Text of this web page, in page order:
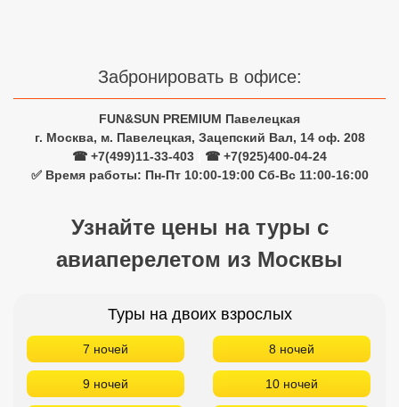
Забронировать в офисе:
FUN&SUN PREMIUM Павелецкая
г. Москва, м. Павелецкая, Зацепский Вал, 14 оф. 208
☎ +7(499)11-33-403
☎ +7(925)400-04-24
✅ Время работы: Пн-Пт 10:00-19:00 Сб-Вс 11:00-16:00
Узнайте цены на туры с
авиаперелетом из Москвы
Туры на двоих взрослых
7 ночей 8 ночей
9 ночей 10 ночей